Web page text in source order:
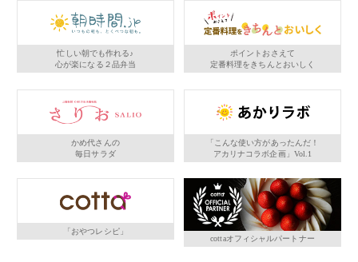
忙しい朝でも作れる♪
心が楽になる２品弁当
ポイントおさえて
定番料理をきちんとおいしく
かめ代さんの
毎日サラダ
「こんな使い方があったんだ！
アカリナコラボ企画」Vol.1
「おやつレシピ」
cottaオフィシャルパートナー